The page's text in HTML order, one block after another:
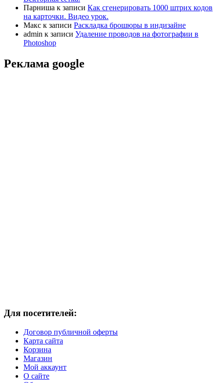
Парниша к записи Как сгенерировать 1000 штрих кодов
на карточки. Видео урок.
Макс к записи Раскладка брошюры в индизайне
admin к записи Удаление проводов на фотографии в
Photoshop
Реклама google
Для посетителей:
Договор публичной оферты
Карта сайта
Корзина
Магазин
Мой аккаунт
О сайте